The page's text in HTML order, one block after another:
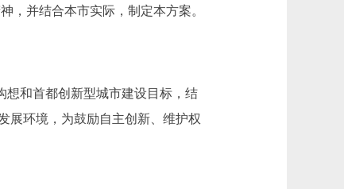
并结合本市实际，制定本方案。
和首都创新型城市建设目标，结
展环境，为鼓励自主创新、维护权